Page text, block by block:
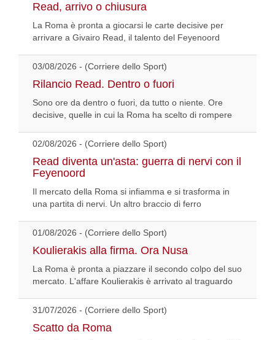
Read, arrivo o chiusura
La Roma è pronta a giocarsi le carte decisive per
arrivare a Givairo Read, il talento del Feyenoord
03/08/2026 - (Corriere dello Sport)
Rilancio Read. Dentro o fuori
Sono ore da dentro o fuori, da tutto o niente. Ore
decisive, quelle in cui la Roma ha scelto di rompere
02/08/2026 - (Corriere dello Sport)
Read diventa un'asta: guerra di nervi con il
Feyenoord
Il mercato della Roma si infiamma e si trasforma in
una partita di nervi. Un altro braccio di ferro
01/08/2026 - (Corriere dello Sport)
Koulierakis alla firma. Ora Nusa
La Roma è pronta a piazzare il secondo colpo del suo
mercato. L'affare Koulierakis è arrivato al traguardo
31/07/2026 - (Corriere dello Sport)
Scatto da Roma